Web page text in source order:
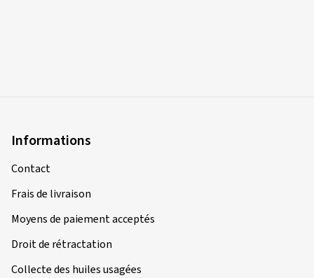
Informations
Contact
Frais de livraison
Moyens de paiement acceptés
Droit de rétractation
Collecte des huiles usagées